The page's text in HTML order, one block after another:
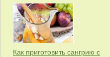
Как приготовить сангрию с